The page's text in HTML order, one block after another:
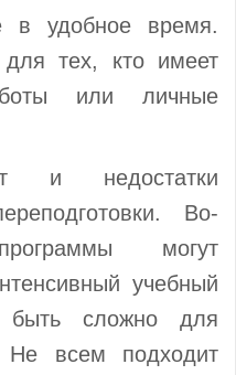
в удобное время.
тех, кто имеет
или личные
и недостатки
Во-
могут
учебный
быть сложно для
Не всем подходит